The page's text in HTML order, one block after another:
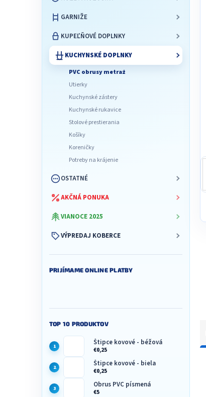
GARNIŽE
KUPEĽŇOVÉ DOPLNKY
KUCHYNSKÉ DOPLNKY
PVC obrusy metraż
Utierky
Kuchynské zástery
Kuchynské rukavice
Stolové prestierania
Košíky
Koreničky
Potreby na krájenie
OSTATNÉ
AKČNÁ PONUKA
VIANOCE 2025
VÝPREDAJ KOBERCE
PRIJÍMAME ONLINE PLATBY
TOP 10 PRODUKTOV
Štipce kovové - béžová
€0,25
Štipce kovové - biela
€0,25
Obrus PVC písmená
€5